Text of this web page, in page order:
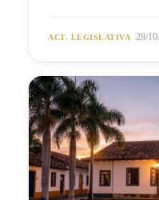
ACT. LEGISLATIVA 28/